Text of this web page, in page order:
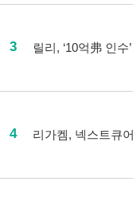
3 릴리, ‘10억弗 인
4 리가켐, 넥스트큐